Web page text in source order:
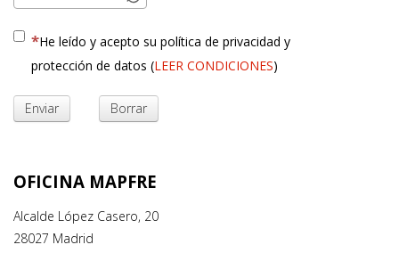
He leído y acepto su política de privacidad y
protección de datos (LEER CONDICIONES)
Enviar Borrar
OFICINA MAPFRE
Alcalde López Casero, 20
28027 Madrid